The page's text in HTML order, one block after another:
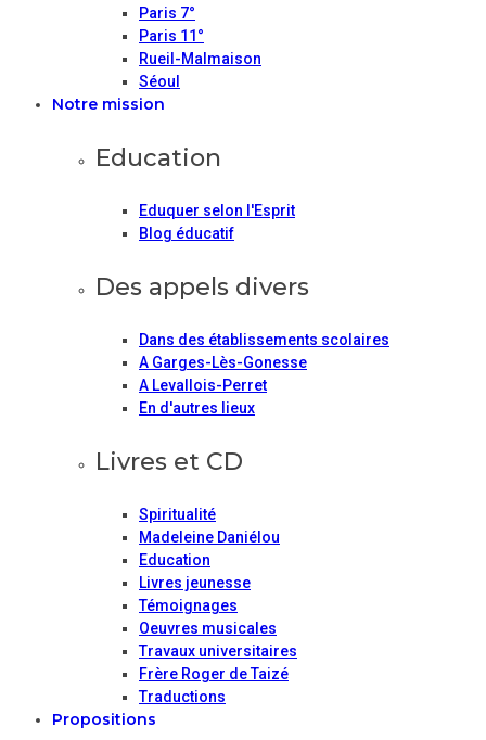
Paris 7°
Paris 11°
Rueil-Malmaison
Séoul
Notre mission
Education
Eduquer selon l'Esprit
Blog éducatif
Des appels divers
Dans des établissements scolaires
A Garges-Lès-Gonesse
A Levallois-Perret
En d'autres lieux
Livres et CD
Spiritualité
Madeleine Daniélou
Education
Livres jeunesse
Témoignages
Oeuvres musicales
Travaux universitaires
Frère Roger de Taizé
Traductions
Propositions